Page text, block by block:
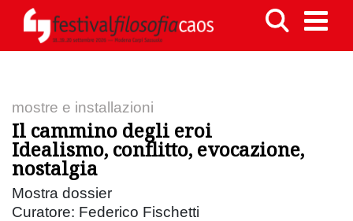
mostre e installazioni
Il cammino degli eroi
Idealismo, conflitto, evocazione,
nostalgia
Mostra dossier
Curatore: Federico Fischetti